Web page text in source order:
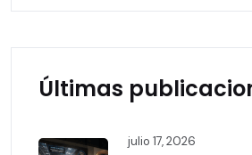
Últimas
julio 17, 2026